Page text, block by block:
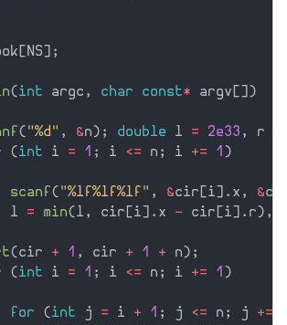
NS ;
( int argc , char const* argv
)
( "%d" , &n ) ; double l = 2e33 , r
( int i = 1 ; i <= n ; i += 1 )
scanf ( "%lf%lf%lf" , &cir i . x , &
l
= min( l , cir i . x - cir i . r ) ,
( cir + 1 , cir + 1 + n ) ;
( int i = 1 ; i <= n ; i += 1 )
for
( int j = i + 1 ; j <= n ; j +=